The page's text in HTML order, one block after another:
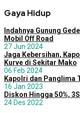
Gaya Hidup
Indahnya Gunung
Mobil Off Road
27 Jun 2024
Jaga Kebersihan,
Kurve di Sekitar Mako
06 Feb 2024
Kapolri dan Panglima
16 Jan 2023
Diskon Hingga 50%,
24 Des 2022